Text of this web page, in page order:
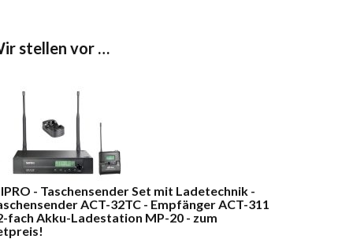
stellen vor …
- Taschensender Set mit Ladetechnik -
ACT-32TC - Empfänger ACT-311
fach Akku-Ladestation MP-20 - zum